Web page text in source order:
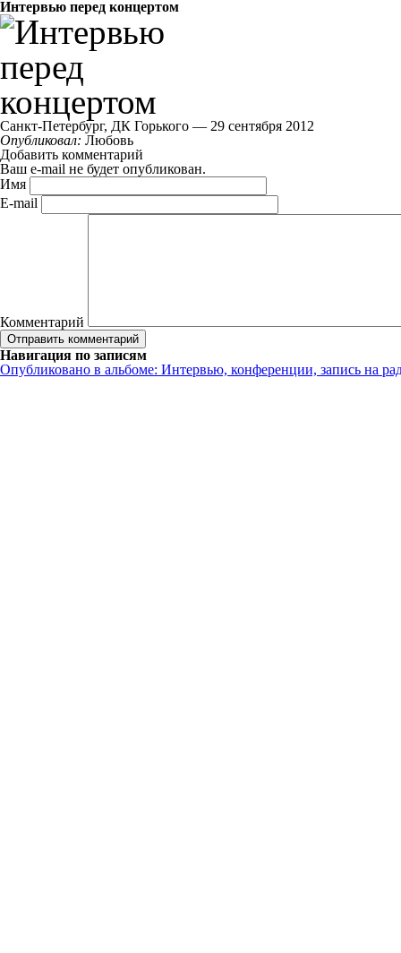
Интервью перед концертом
Санкт-Петербург, ДК Горького — 29 сентября 2012
Опубликовал: Любовь
Добавить комментарий
Ваш e-mail не будет опубликован.
Имя
E-mail
Комментарий
Навигация по записям
Опубликовано в альбоме: Интервью, конференции, запись на